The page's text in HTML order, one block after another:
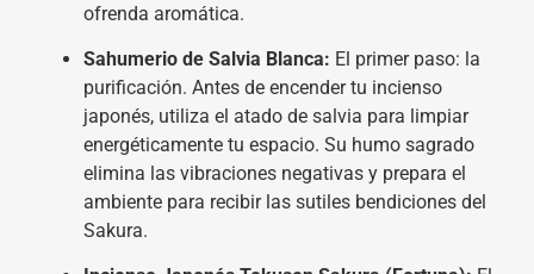
ofrenda aromática.
Sahumerio de Salvia Blanca: El primer paso: la
purificación. Antes de encender tu incienso
japonés, utiliza el atado de salvia para limpiar
energéticamente tu espacio. Su humo sagrado
elimina las vibraciones negativas y prepara el
ambiente para recibir las sutiles bendiciones del
Sakura.